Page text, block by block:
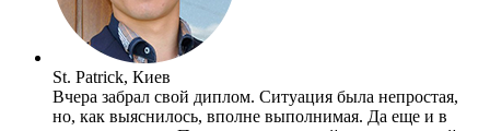
St. Patrick, Киев
Вчера забрал свой диплом. Ситуация была непростая,
но, как выяснилось, вполне выполнимая. Да еще и в